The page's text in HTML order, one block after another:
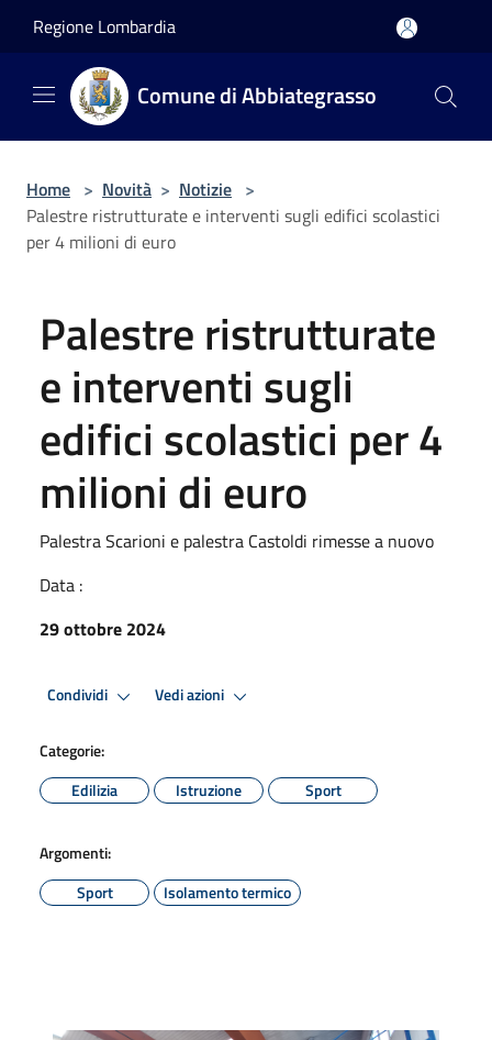
Regione Lombardia
Comune di Abbiategrasso
Home > Novità > Notizie >
Palestre ristrutturate e interventi sugli edifici scolastici
per 4 milioni di euro
Palestre ristrutturate
e interventi sugli
edifici scolastici per 4
milioni di euro
Palestra Scarioni e palestra Castoldi rimesse a nuovo
Data :
29 ottobre 2024
Condividi Vedi azioni
Categorie:
Edilizia
Istruzione Sport
Argomenti:
Sport
Isolamento termico